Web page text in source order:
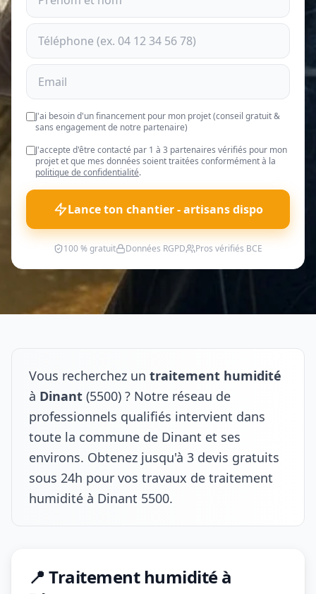
J'ai besoin d'un financement pour mon projet (conseil gratuit &
sans engagement de notre partenaire)
J'accepte d'être contacté par 1 à 3 partenaires vérifiés pour mon
projet et que mes données soient traitées conformément à la
politique de confidentialité.
Lance ton chantier - artisans dispo
100 % gratuit Données RGPD Pros vérifiés BCE
Vous recherchez un traitement humidité
à Dinant (5500) ? Notre réseau de
professionnels qualifiés intervient dans
toute la commune de Dinant et ses
environs. Obtenez jusqu'à 3 devis gratuits
sous 24h pour vos travaux de traitement
humidité à Dinant 5500.
📍 Traitement humidité à